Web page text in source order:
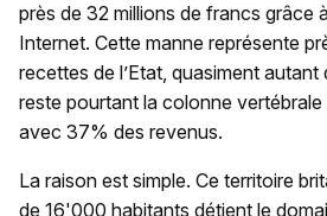
près de 32 millions de francs grâce
Internet. Cette manne représente
recettes de l’Etat, quasiment autant
reste pourtant la colonne vertébrale
avec 37% des revenus.
La raison est simple. Ce territoire
de 16'000 habitants détient le